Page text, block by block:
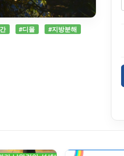
#디몰
#지방분해